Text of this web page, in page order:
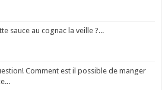
sauce au cognac la veille ?...
Comment est il possible de manger